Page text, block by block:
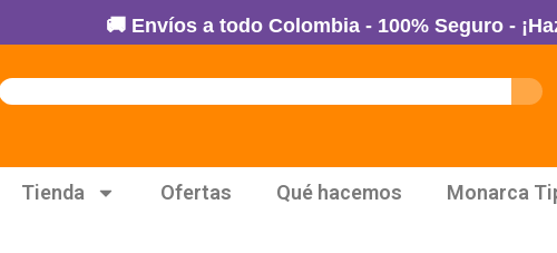
🚚 Envíos a todo Colombia - 100% Seguro -
Tienda Ofertas Qué hacemos Monarca